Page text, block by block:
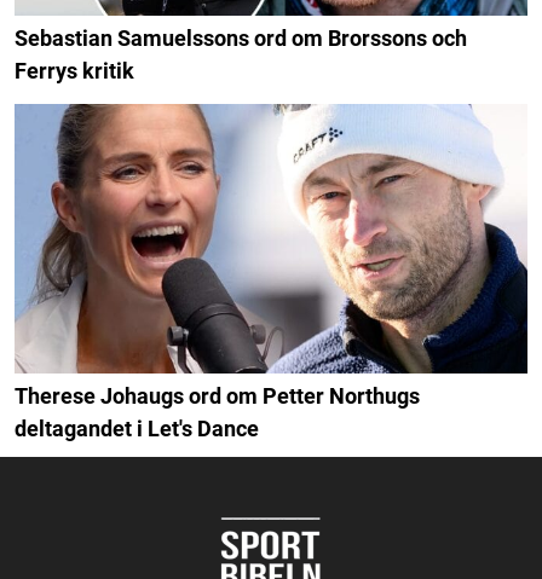
Sebastian Samuelssons ord om Brorssons och
Ferrys kritik
Therese Johaugs ord om Petter Northugs
deltagandet i Let's Dance